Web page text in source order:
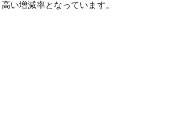
高い増減率となっています。